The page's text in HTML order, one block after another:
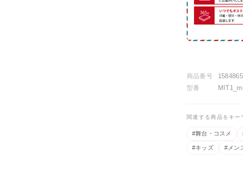
商品番号
型番
関連する商品をキー
#舞台・コスメ
#キッズ #メン